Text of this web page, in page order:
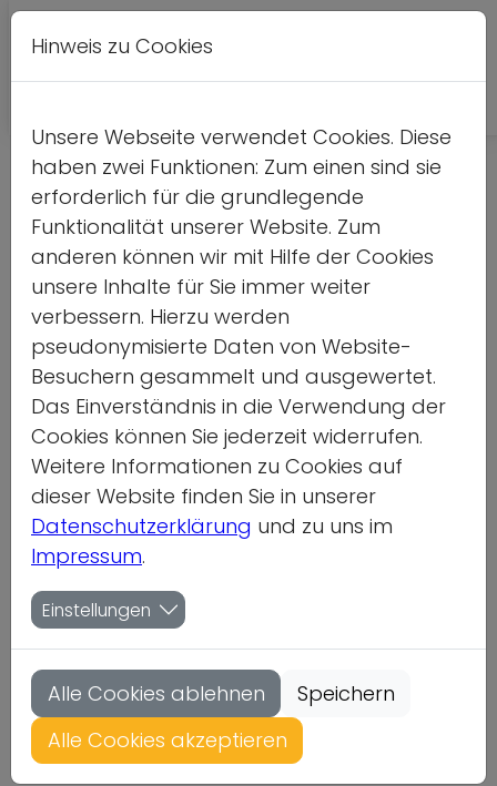
Leichte
Detailseite
Home
Vorlesen
Safe Sport – Leitlinien
zur Aufarbeitung
sexualisierter
Belästigung und
Gewalt in
Sportverbänden und
Sportvereinen
Hinweis zu Cookies
Unsere Webseite verwendet Cookies. Diese
haben zwei Funktionen: Zum einen sind sie
erforderlich für die grundlegende
Funktionalität unserer Website. Zum
anderen können wir mit Hilfe der Cookies
unsere Inhalte für Sie immer weiter
verbessern. Hierzu werden
pseudonymisierte Daten von Website-
Besuchern gesammelt und ausgewertet.
Das Einverständnis in die Verwendung der
Cookies können Sie jederzeit widerrufen.
Weitere Informationen zu Cookies auf
dieser Website finden Sie in unserer
Datenschutzerklärung und zu uns im
Impressum.
Einstellungen
Alle Cookies ablehnen
Speichern
Alle Cookies akzeptieren